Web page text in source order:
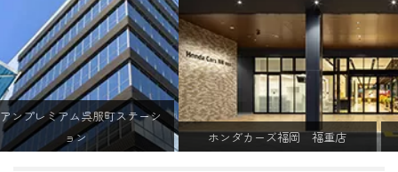
ホンダカーズ福岡 福重店 名神高速道路 大津SA下り線